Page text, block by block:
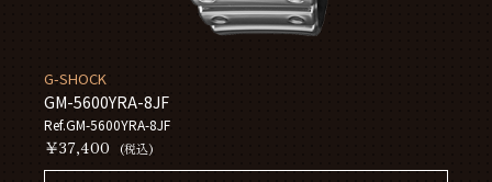
G-SHOCK
GM-5600YRA-8JF
Ref.GM-5600YRA-8JF
￥37,400 (税込)